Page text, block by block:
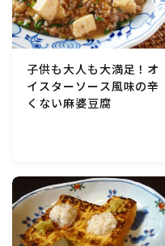
子供も大人も大満足！オ
イスターソース風味の辛
くない麻婆豆腐